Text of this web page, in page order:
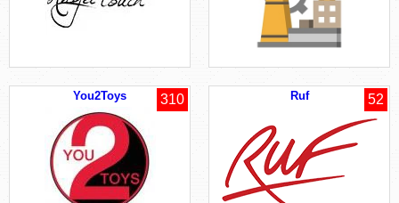
You2Toys 310 Ruf 52